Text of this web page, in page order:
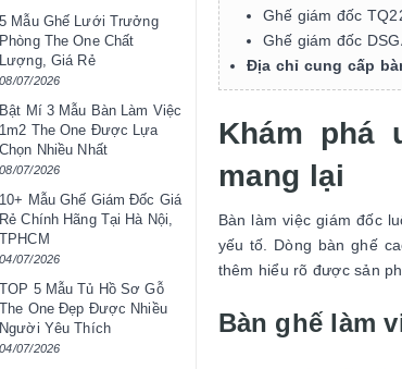
Ghế giám đốc
Ghế giám đốc
Địa chỉ cung cấp
Khám phá
mang lại
Bàn làm việc giám đốc
yếu tố. Dòng bàn ghế
thêm hiểu rõ được sản
Bàn ghế làm
5 Mẫu Ghế Lưới Trưởng
Phòng The One Chất
Lượng, Giá Rẻ
08/07/2026
Bật Mí 3 Mẫu Bàn Làm Việc
1m2 The One Được Lựa
Chọn Nhiều Nhất
08/07/2026
10+ Mẫu Ghế Giám Đốc Giá
Rẻ Chính Hãng Tại Hà Nội,
TPHCM
04/07/2026
TOP 5 Mẫu Tủ Hồ Sơ Gỗ
The One Đẹp Được Nhiều
Người Yêu Thích
04/07/2026